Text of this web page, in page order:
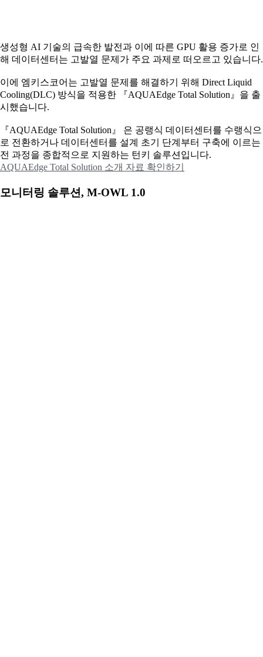
생성형 AI 기술의 급속한 발전과 이에 따른 GPU 활용 증가로 인
해 데이터센터는 고발열 문제가 주요 과제로 떠오르고 있습니다.
이에 엠키스코어는 고발열 문제를 해결하기 위해 Direct Liquid
Cooling(DLC) 방식을 적용한 『AQUAEdge Total Solution』을 출
시했습니다.
『AQUAEdge Total Solution』 은 공랭식 데이터센터를 수랭식으
로 전환하거나 데이터센터를 설계 초기 단계부터 구축에 이르는
전 과정을 종합적으로 지원하는 턴키 솔루션입니다.
AQUAEdge Total Solution 소개 자료 확인하기
모니터링 솔루션, M-OWL 1.0